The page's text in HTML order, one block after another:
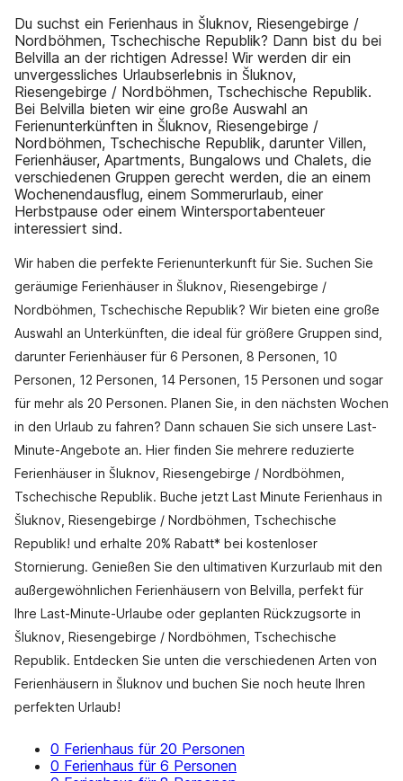
Du suchst ein Ferienhaus in Šluknov, Riesengebirge /
Nordböhmen, Tschechische Republik? Dann bist du bei
Belvilla an der richtigen Adresse! Wir werden dir ein
unvergessliches Urlaubserlebnis in Šluknov,
Riesengebirge / Nordböhmen, Tschechische Republik.
Bei Belvilla bieten wir eine große Auswahl an
Ferienunterkünften in Šluknov, Riesengebirge /
Nordböhmen, Tschechische Republik, darunter Villen,
Ferienhäuser, Apartments, Bungalows und Chalets, die
verschiedenen Gruppen gerecht werden, die an einem
Wochenendausflug, einem Sommerurlaub, einer
Herbstpause oder einem Wintersportabenteuer
interessiert sind.
Wir haben die perfekte Ferienunterkunft für Sie. Suchen Sie
geräumige Ferienhäuser in Šluknov, Riesengebirge /
Nordböhmen, Tschechische Republik? Wir bieten eine große
Auswahl an Unterkünften, die ideal für größere Gruppen sind,
darunter Ferienhäuser für 6 Personen, 8 Personen, 10
Personen, 12 Personen, 14 Personen, 15 Personen und sogar
für mehr als 20 Personen. Planen Sie, in den nächsten Wochen
in den Urlaub zu fahren? Dann schauen Sie sich unsere Last-
Minute-Angebote an. Hier finden Sie mehrere reduzierte
Ferienhäuser in Šluknov, Riesengebirge / Nordböhmen,
Tschechische Republik. Buche jetzt Last Minute Ferienhaus in
Šluknov, Riesengebirge / Nordböhmen, Tschechische
Republik! und erhalte 20% Rabatt* bei kostenloser
Stornierung. Genießen Sie den ultimativen Kurzurlaub mit den
außergewöhnlichen Ferienhäusern von Belvilla, perfekt für
Ihre Last-Minute-Urlaube oder geplanten Rückzugsorte in
Šluknov, Riesengebirge / Nordböhmen, Tschechische
Republik. Entdecken Sie unten die verschiedenen Arten von
Ferienhäusern in Šluknov und buchen Sie noch heute Ihren
perfekten Urlaub!
0 Ferienhaus für 20 Personen
0 Ferienhaus für 6 Personen